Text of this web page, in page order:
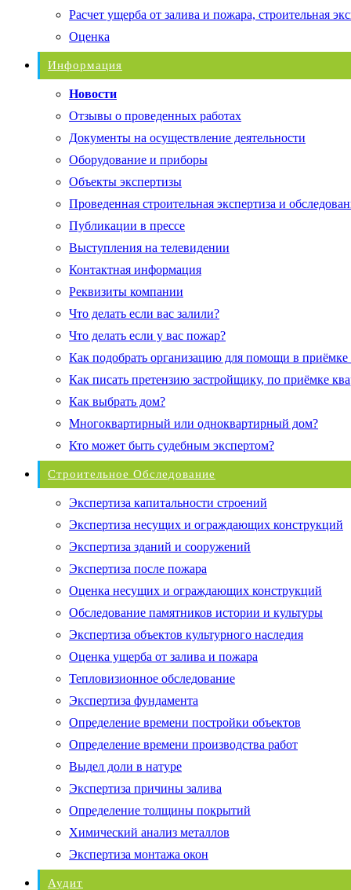
Расчет ущерба от залива и пожара, строительная
Оценка
Информация
Новости
Отзывы о проведенных работах
Документы на осуществление деятельности
Оборудование и приборы
Объекты экспертизы
Проведенная строительная экспертиза и
Публикации в прессе
Выступления на телевидении
Контактная информация
Реквизиты компании
Что делать если вас залили?
Что делать если у вас пожар?
Как подобрать организацию для помощи в приёмке
Как писать претензию застройщику, по приёмке
Как выбрать дом?
Многоквартирный или одноквартирный дом?
Кто может быть судебным экспертом?
Строительное Обследование
Экспертиза капитальности строений
Экспертиза несущих и ограждающих конструкций
Экспертиза зданий и сооружений
Экспертиза после пожара
Оценка несущих и ограждающих конструкций
Обследование памятников истории и культуры
Экспертиза объектов культурного наследия
Оценка ущерба от залива и пожара
Тепловизионное обследование
Экспертиза фундамента
Определение времени постройки объектов
Определение времени производства работ
Выдел доли в натуре
Экспертиза причины залива
Определение толщины покрытий
Химический анализ металлов
Экспертиза монтажа окон
Аудит